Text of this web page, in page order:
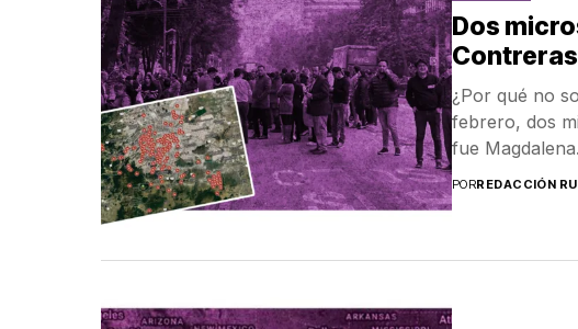
Dos
¿Por qué no
febrero, dos
fue
PORREDACCIÓN